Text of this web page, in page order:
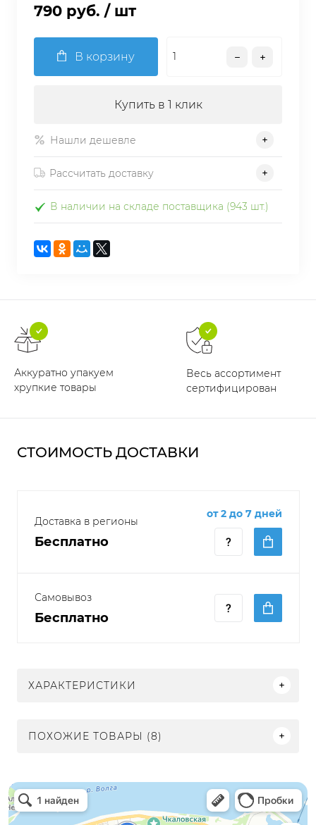
790 руб. / шт
В корзину
Купить в 1 клик
Нашли дешевле
Рассчитать доставку
В наличии на складе поставщика (943 шт.)
Аккуратно упакуем
хрупкие товары
Весь ассортимент
сертифицирован
СТОИМОСТЬ ДОСТАВКИ
Доставка в регионы
Бесплатно
от 2 до 7 дней
Самовывоз
Бесплатно
ХАРАКТЕРИСТИКИ
ПОХОЖИЕ ТОВАРЫ (8)
Электрон
Светильники в Нижнем Новгороде
Электротехническая продукция в Нижнем Новгороде